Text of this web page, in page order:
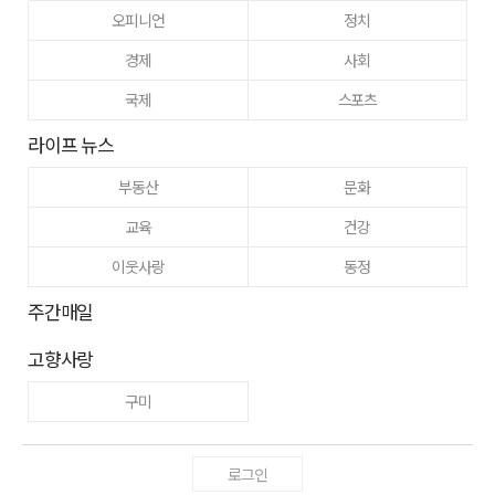
오피니언
정치
경제
사회
국제
스포츠
라이프 뉴스
부동산
문화
교육
건강
이웃사랑
동정
주간매일
고향사랑
구미
로그인